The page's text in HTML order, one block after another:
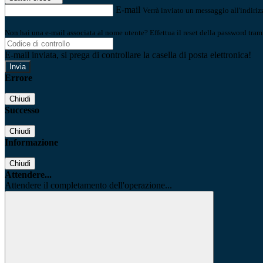
E-mail Verrà inviato un messaggio
Non hai una e-mail associata al nome utente? Effettua il reset della password
E-mail inviata, si prega di controllare la casella di posta elettronica!
Errore
Chiudi
Successo
Chiudi
Informazione
Chiudi
Attendere...
Attendere il completamento dell'operazione...